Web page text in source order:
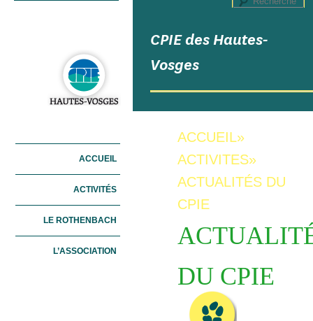
ALLER AU CONTENU
PRINCIPAL
ALLER AU CONTENU
SECONDAIRE
ACCUEIL
ACTIVITÉS
LE ROTHENBACH
L’ASSOCIATION
CPIE des Hautes-
Vosges
ACCUEIL»
ACTIVITES»
ACTUALITÉS DU
CPIE
DU CPIE